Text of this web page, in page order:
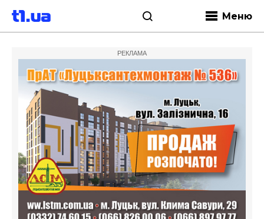
Меню
РЕКЛАМА